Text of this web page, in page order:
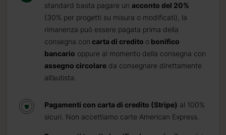
standard basta pagare un acconto del 20%
(30% per progetti su misura o modificati), la
rimanenza può essere pagata prima della
consegna con carta di credito o bonifico
bancario oppure al momento della consegna con
assegno circolare da consegnare direttamente
all’autista.
Pagamenti con carta di credito (Stripe) al 100%
sicuri. Non accettiamo carte American Express.